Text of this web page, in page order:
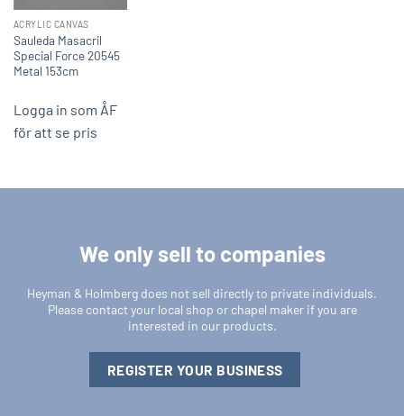
ACRYLIC CANVAS
Sauleda Masacril
Special Force 20545
Metal 153cm
Logga in som ÅF
för att se pris
We only sell to companies
Heyman & Holmberg does not sell directly to private individuals.
Please contact your local shop or chapel maker if you are
interested in our products.
REGISTER YOUR BUSINESS